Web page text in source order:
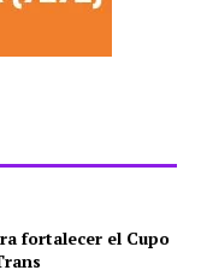
fortalecer el Cupo